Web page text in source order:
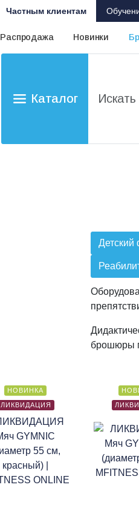
Частным клиентам
Распродажа Новинки
Каталог
Детский
брошюры
НОВИНКА
ЛИКВИДАЦИЯ